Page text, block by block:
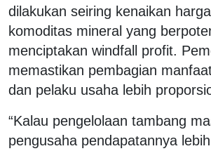
dilakukan seiring kenaikan
komoditas mineral yang
menciptakan windfall profit.
memastikan pembagian
dan pelaku usaha lebih
“Kalau pengelolaan tambang
pengusaha pendapatannya